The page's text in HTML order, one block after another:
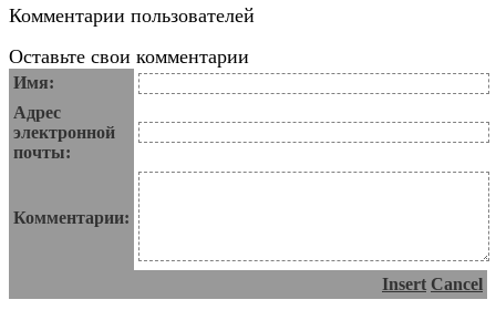
Комментарии пользователей
Оставьте свои комментарии
Имя:
Адрес
электронной
почты:
Комментарии:
Insert Cancel